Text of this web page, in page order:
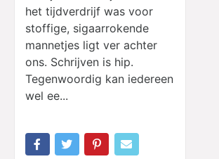
het tijdverdrijf was voor
stoffige, sigaarrokende
mannetjes ligt ver achter
ons. Schrijven is hip.
Tegenwoordig kan iedereen
wel ee...